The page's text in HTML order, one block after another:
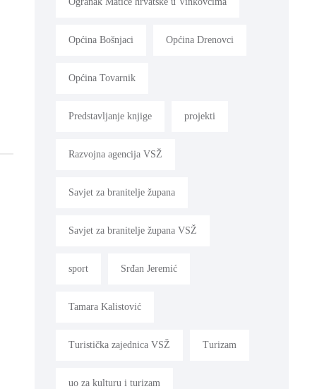
Općina Bošnjaci Općina Drenovci
Općina Tovarnik
Predstavljanje knjige projekti
Razvojna agencija VSŽ
Savjet za branitelje župana
Savjet za branitelje župana VSŽ
sport Srđan Jeremić
Tamara Kalistović
Turistička zajednica VSŽ Turizam
uo za kulturu i turizam